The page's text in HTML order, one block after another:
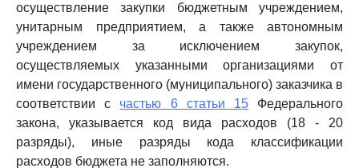
осуществление закупки бюджетным учреждением,
унитарным предприятием, а также автономным
учреждением за исключением закупок,
осуществляемых указанными организациями от
имени государственного (муниципального) заказчика в
соответствии с частью 6 статьи 15Федерального
закона, указывается код вида расходов (18 - 20
разряды), иные разряды кода классификации
расходов бюджета не заполняются.